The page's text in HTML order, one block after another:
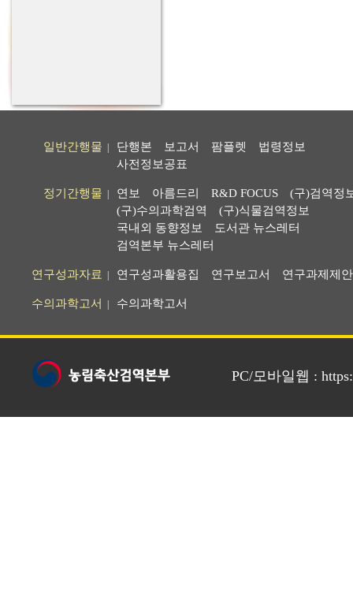
일반간행물 단행본 보고서 팜플렛
법령정보
사전정보공표
정기간행물 연보 아름드리 R&D FOCUS
(구)검역정
(구)수의과학검역
(구)식물검역정보
국내외 동향정보
도서관 뉴스레터
검역본부 뉴스레터
연구성과자료 연구성과활용집 연구보고서 연구과제제
수의과학고서 수의과학고서
PC/모바일웹 :